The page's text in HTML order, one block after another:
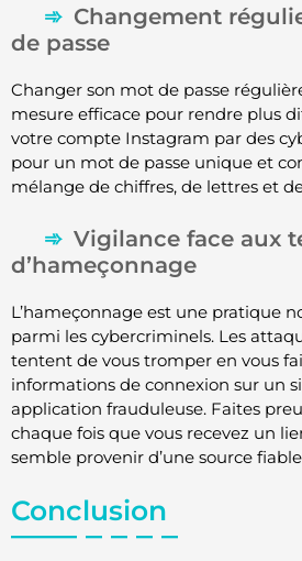
Changement
de passe
Changer son mot de passe
mesure efficace pour rendre plus
votre compte Instagram par des
pour un mot de passe unique et
mélange de chiffres, de lettres et
Vigilance face aux
d’hameçonnage
L’hameçonnage est une pratique
parmi les cybercriminels. Les
tentent de vous tromper en vous
informations de connexion sur un
application frauduleuse. Faites
chaque fois que vous recevez un
semble provenir d’une source
Conclusion